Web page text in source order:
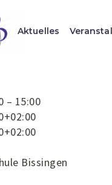
Aktuelles
– 15:00
Bissingen